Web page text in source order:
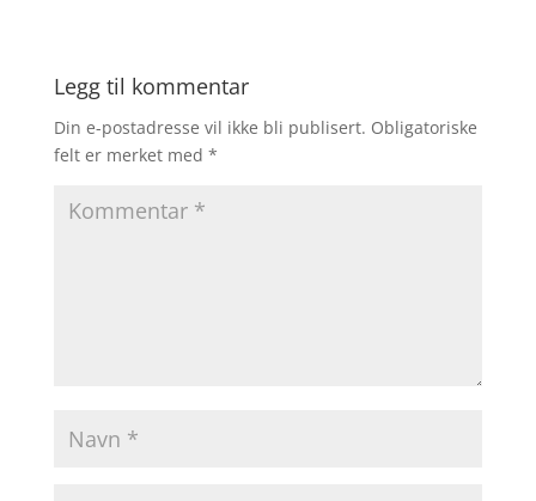
Legg til kommentar
Din e-postadresse vil ikke bli publisert. Obligatoriske
felt er merket med *